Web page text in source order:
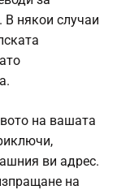
някои случаи
на вашата
ви адрес.
на